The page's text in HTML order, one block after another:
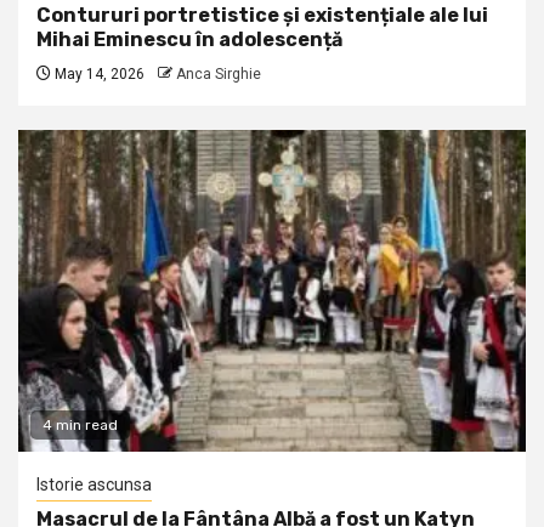
Contururi portretistice și existențiale ale lui
Mihai Eminescu în adolescență
May 14, 2026 Anca Sirghie
4 min read
Istorie ascunsa
Masacrul de la Fântâna Albă a fost un Katyn